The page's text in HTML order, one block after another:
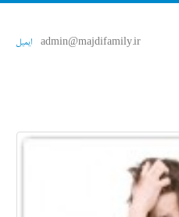
admin@majdifamily.ir ایمیل